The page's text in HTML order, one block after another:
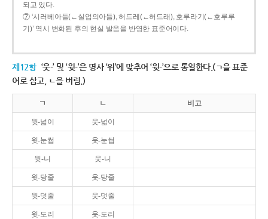
되고 있다.
⑦ ‘시러베아들(←실업의아들), 허드레(←허드래), 호루라기(←호루루
기)’ 역시 변화된 후의 현실 발음을 반영한 표준어이다.
제12항 ‘웃-’ 및 ‘윗-’은 명사 ‘위’에 맞추어 ‘윗-’으로 통일한다.(ㄱ을 표준
어로 삼고, ㄴ을 버림.)
ㄱ ㄴ 비고
윗-넓이 웃-넓이
윗-눈썹 웃-눈썹
윗-니 웃-니
윗-당줄 웃-당줄
윗-덧줄 웃-덧줄
윗-도리 웃-도리